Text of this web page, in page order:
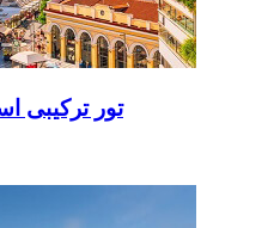
تور ترکیبی